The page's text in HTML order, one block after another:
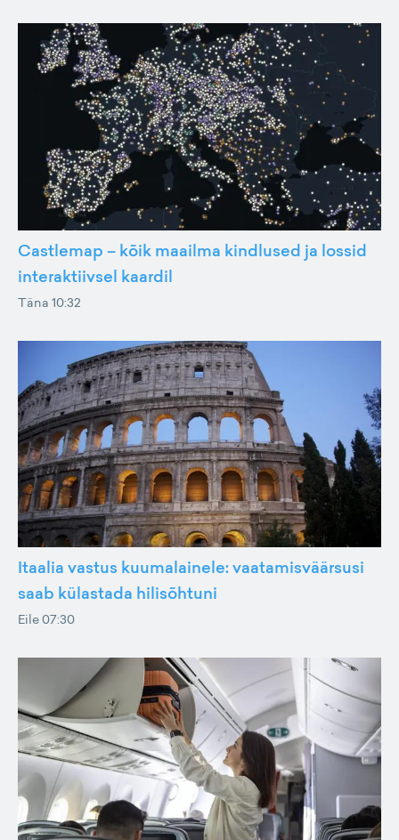
Castlemap – kõik maailma kindlused ja lossid
interaktiivsel kaardil
Täna 10:32
Itaalia vastus kuumalainele: vaatamisväärsusi
saab külastada hilisõhtuni
Eile 07:30